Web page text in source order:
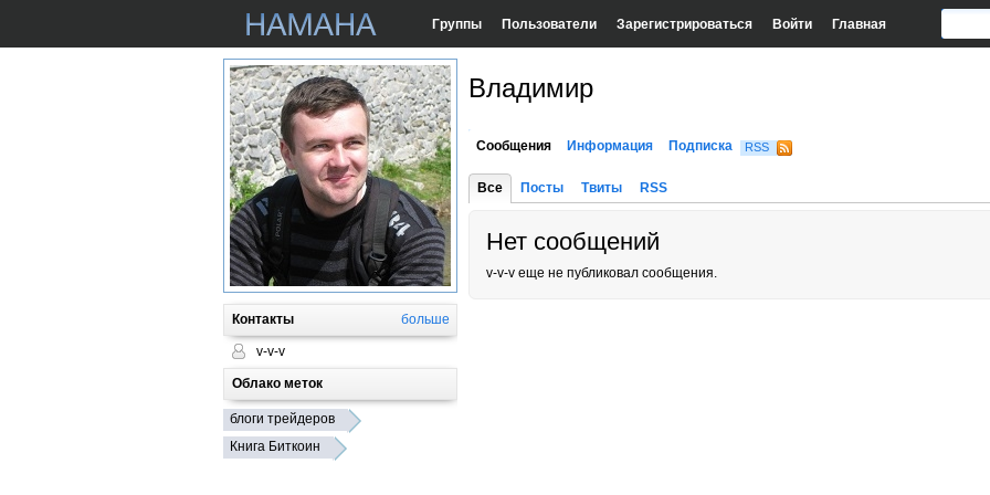
Группы Пользователи Зарегистрироваться Войти Главная
Контакты больше
v-v-v
Облако меток
блоги трейдеров
Книга Биткоин
Владимир
Сообщения Информация Подписка RSS
Все Посты Твиты RSS
Нет сообщений
v-v-v еще не публиковал сообщения.